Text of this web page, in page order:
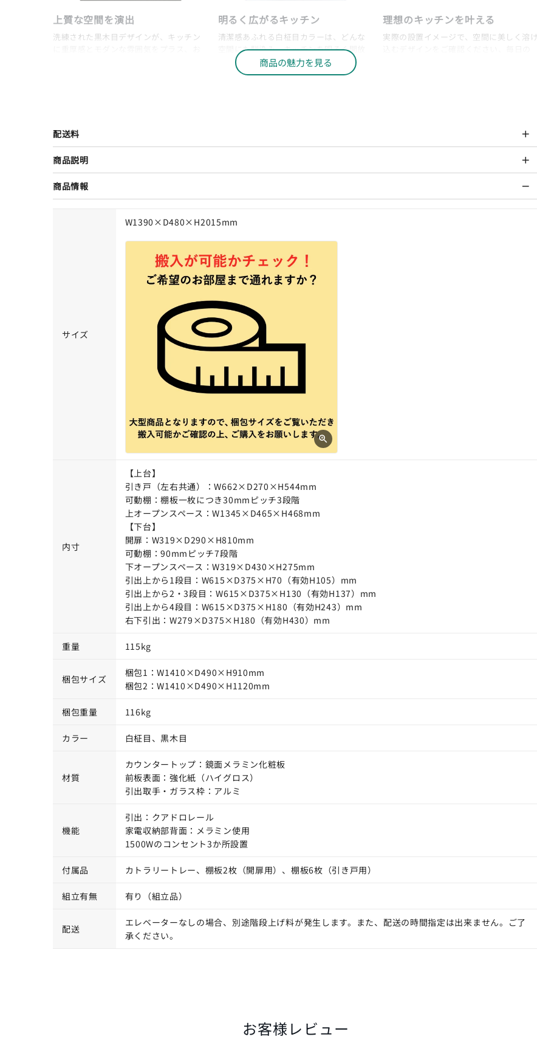
上質な空間を演出
洗練された黒木目デザインが、キッチン
明るく広がるキッチン
清潔感あふれる白柾目カラーは、どんな
空間にも馴染み、キッチンを明るく開放
的に演出します。
理想のキッチンを叶える
実際の設置イメージで、空間に美しく溶け
商品の魅力を見る
配送料
商品説明
商品情報
サイズ
W1390×D480×H2015mm
内寸
【上台】
引き戸（左右共通）：W662×D270×H544mm
可動棚：棚板一枚につき30mmピッチ3段階
上オープンスペース：W1345×D465×H468mm
【下台】
開扉：W319×D290×H810mm
可動棚：90mmピッチ7段階
下オープンスペース：W319×D430×H275mm
引出上から1段目：W615×D375×H70（有効H105）mm
引出上から2・3段目：W615×D375×H130（有効H137）mm
引出上から4段目：W615×D375×H180（有効H243）mm
右下引出：W279×D375×H180（有効H430）mm
重量 115kg
梱包サイズ
梱包1：W1410×D490×H910mm
梱包2：W1410×D490×H1120mm
梱包重量 116kg
カラー 白柾目、黒木目
材質
カウンタートップ：鏡面メラミン化粧板
前板表面：強化紙（ハイグロス）
引出取手・ガラス枠：アルミ
機能
引出：クアドロレール
家電収納部背面：メラミン使用
1500Wのコンセント3か所設置
付属品 カトラリートレー、棚板2枚（開扉用）、棚板6枚（引き戸用）
組立有無 有り（組立品）
配送
エレベーターなしの場合、別途階段上げ料が発生します。また、配送の時間指定は出来ません。ご了
承ください。
お客様レビュー